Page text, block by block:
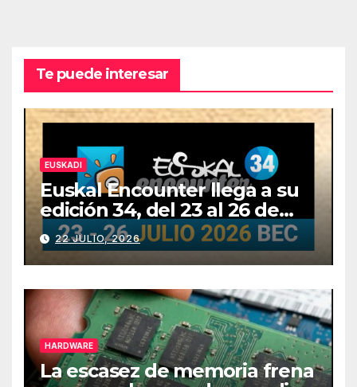
Te puede interesar
EUSKADI
Euskal Encounter llega a su
edición 34, del 23 al 26 de
julio
22 JULIO, 2026
HARDWARE
La escasez de memoria frena